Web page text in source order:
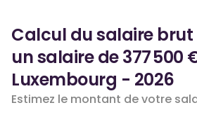
Calcul du salaire
un salaire de 377 500
Luxembourg - 2026
Estimez le montant de votre